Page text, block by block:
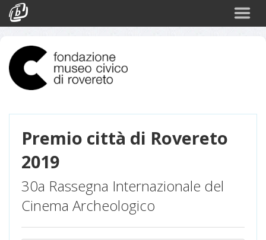
Eventi
Login
Premio città di Rovereto
2019
30a Rassegna Internazionale del
Cinema Archeologico